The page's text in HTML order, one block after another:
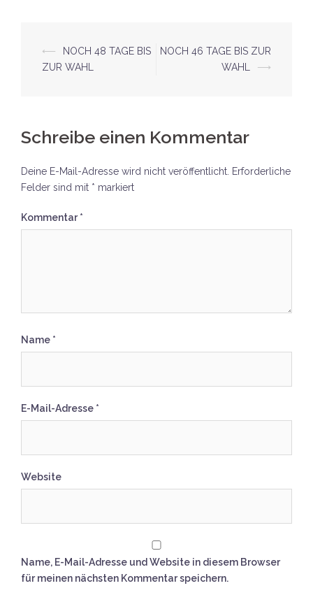
Beitrags-
Navigation
⟵
NOCH 48 TAGE BIS
ZUR WAHL
NOCH 46 TAGE BIS ZUR
WAHL
⟶
Schreibe einen Kommentar
Deine E-Mail-Adresse wird nicht veröffentlicht. Erforderliche
Felder sind mit * markiert
Kommentar*
Name *
E-Mail-Adresse *
Website
Name, E-Mail-Adresse und Website in diesem Browser
für meinen nächsten Kommentar speichern.